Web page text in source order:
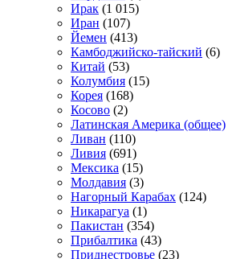
Ирак (1 015)
Иран (107)
Йемен (413)
Камбоджийско-тайский (6)
Китай (53)
Колумбия (15)
Корея (168)
Косово (2)
Латинская Америка (общее)
Ливан (110)
Ливия (691)
Мексика (15)
Молдавия (3)
Нагорный Карабах (124)
Никарагуа (1)
Пакистан (354)
Прибалтика (43)
Приднестровье (23)